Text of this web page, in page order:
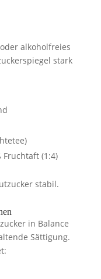
alkoholfreies
stark
(1:4)
stabil.
in Balance
Sättigung.